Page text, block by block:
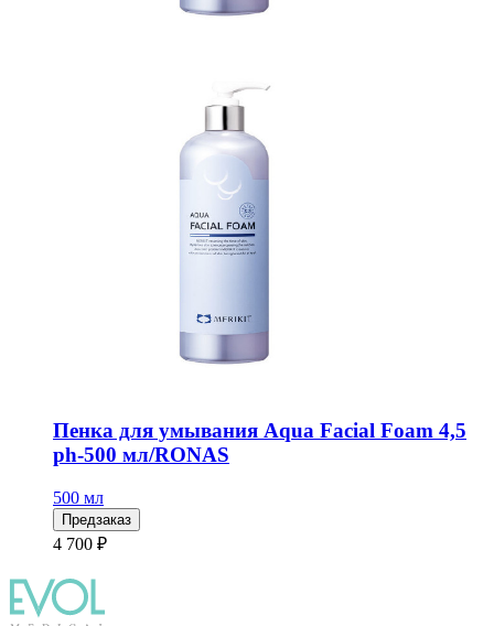
Пенка для умывания Aqua Facial Foam 4,5
ph-500 мл/RONAS
500 мл
Предзаказ
4 700 ₽